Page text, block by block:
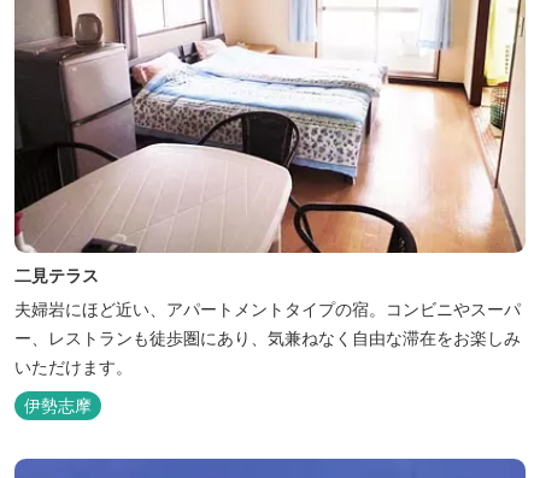
二見テラス
夫婦岩にほど近い、アパートメントタイプの宿。コンビニやスーパ
ー、レストランも徒歩圏にあり、気兼ねなく自由な滞在をお楽しみ
いただけます。
伊勢志摩